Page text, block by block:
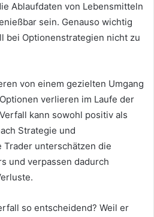
Ablaufdaten von Lebensmitteln
sein. Genauso wichtig
bei Optionenstrategien nicht zu
von einem gezielten Umgang
verlieren im Laufe der
kann sowohl positiv als
Strategie und
Trader unterschätzen die
und verpassen dadurch
so entscheidend? Weil er